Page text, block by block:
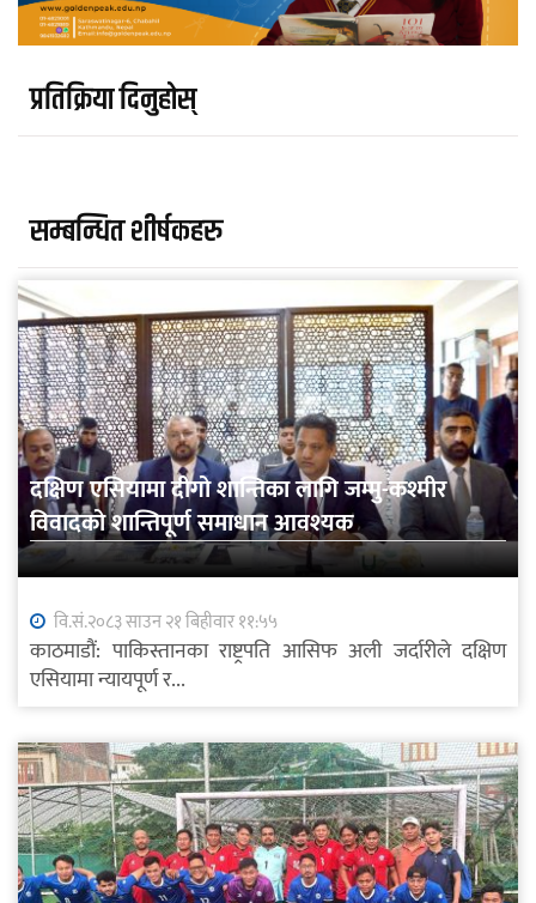
प्रतिक्रिया दिनुहोस्
सम्बन्धित शीर्षकहरु
दक्षिण एसियामा दीगो शान्तिका लागि जम्मु-कश्मीर
विवादको शान्तिपूर्ण समाधान आवश्यक
वि.सं.२०८३ साउन २१ बिहीवार ११:५५
काठमाडौं: पाकिस्तानका राष्ट्रपति आसिफ अली जर्दारीले दक्षिण
एसियामा न्यायपूर्ण र...